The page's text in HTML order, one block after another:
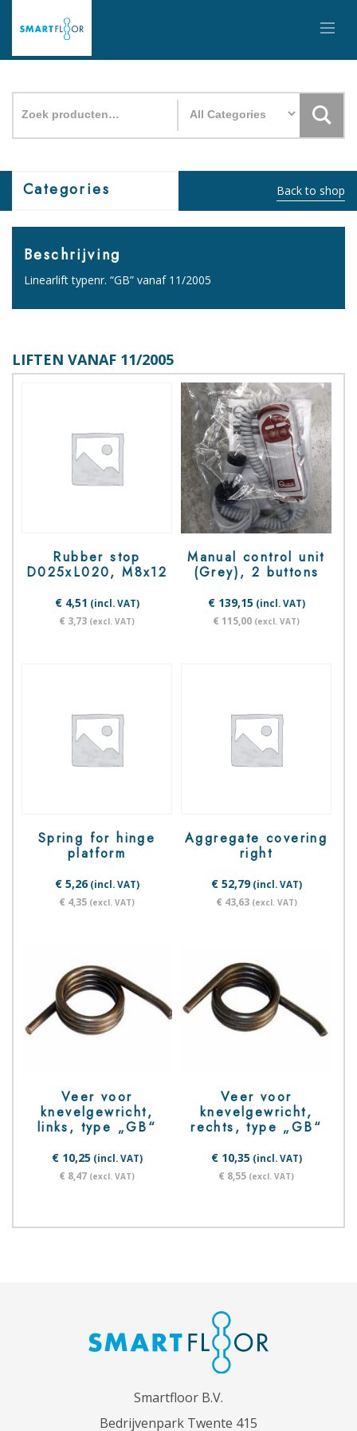
naar:
Categories Back to shop
Beschrijving
Linearlift typenr. “GB” vanaf 11/2005
LIFTEN VANAF 11/2005
Rubber stop
D025xL020, M8x12
€ 4,51 (incl. VAT)
€ 3,73 (excl. VAT)
Manual control unit
(Grey), 2 buttons
€ 139,15(incl. VAT)
€ 115,00 (excl. VAT)
Spring for hinge
platform
€ 5,26(incl. VAT)
€ 4,35 (excl. VAT)
Aggregate covering
right
€ 52,79(incl. VAT)
€ 43,63(excl. VAT)
Veer voor
knevelgewricht,
links, type „GB“
€ 10,25(incl. VAT)
€ 8,47 (excl. VAT)
Veer voor
knevelgewricht,
rechts, type „GB“
€ 10,35(incl. VAT)
€ 8,55 (excl. VAT)
Smartfloor B.V.
Bedrijvenpark Twente 415